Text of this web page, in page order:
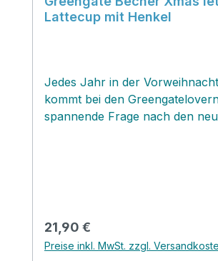
Lattecup mit Henkel
Jedes Jahr in der
kommt bei den
spannende Frage nach den
weihnachtlichen Motiven in
Farben unterstützt mit
Regulärer Preis:
21,90 €
Preise inkl. MwSt. zzgl.